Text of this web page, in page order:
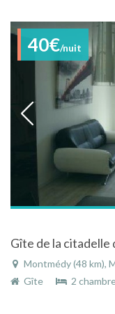
40€/nuit
Gîte de la
Montmédy (48 km),
Gîte
2